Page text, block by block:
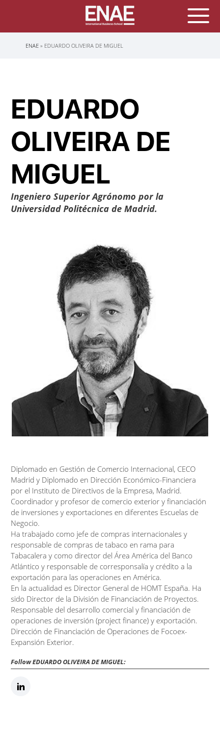
Sobrescribir
ENAE EDUARDO OLIVEIRA DE MIGUEL
EDUARDO
OLIVEIRA DE
MIGUEL
Ingeniero Superior Agrónomo por la
Universidad Politécnica de Madrid.
Diplomado en Gestión de Comercio Internacional, CECO
Madrid y Diplomado en Dirección Económico-Financiera
por el Instituto de Directivos de la Empresa, Madrid.
Coordinador y profesor de comercio exterior y financiación
de inversiones y exportaciones en diferentes Escuelas de
Negocio.
Ha trabajado como jefe de compras internacionales y
responsable de compras de tabaco en rama para
Tabacalera y como director del Área América del Banco
Atlántico y responsable de corresponsalía y crédito a la
exportación para las operaciones en América.
En la actualidad es Director General de HOMT España. Ha
sido Director de la División de Financiación de Proyectos.
Responsable del desarrollo comercial y financiación de
operaciones de inversión (project finance) y exportación.
Dirección de Financiación de Operaciones de Focoex-
Expansión Exterior.
Follow EDUARDO OLIVEIRA DE MIGUEL: